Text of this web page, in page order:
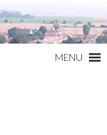
MENU